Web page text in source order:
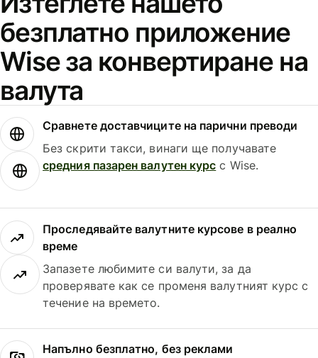
безплатно приложение
Wise за конвертиране на
валута
Сравнете доставчиците на парични преводи
Без скрити такси, винаги ще получавате
средния пазарен валутен курс с Wise.
Проследявайте валутните курсове в реално
време
Запазете любимите си валути, за да
проверявате как се променя валутният курс с
течение на времето.
Напълно безплатно, без реклами